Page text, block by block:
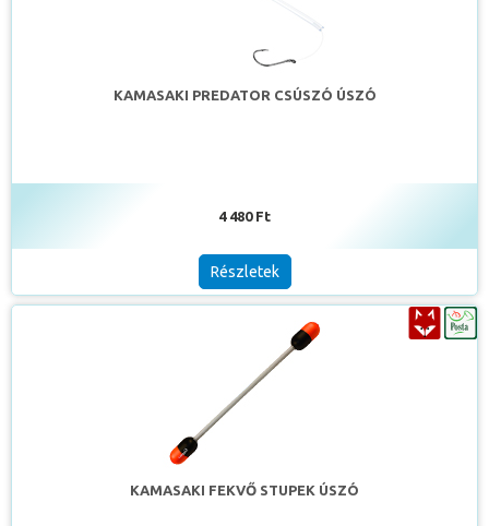
KAMASAKI PREDATOR CSÚSZÓ ÚSZÓ
4 480 Ft
Részletek
KAMASAKI FEKVŐ STUPEK ÚSZÓ